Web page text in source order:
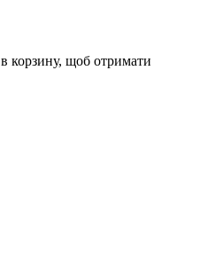
в корзину, щоб отримати